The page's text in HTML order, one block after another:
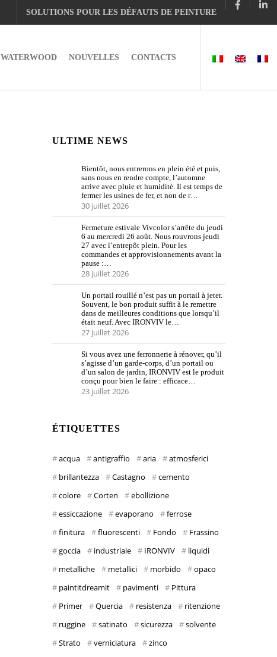
SOLUTIONS POUR LES DÉFAUTS DE PEINTURE
WATERWOOD NOUVELLES CONTACTS
ULTIME NEWS
Bientôt, nous entrerons en plein été et puis,
sans nous en rendre compte, l’automne
arrive avec pluie et humidité. Il est temps de
fermer les usines de fer, et non de r…
30 juillet 2026
Fermeture estivale Vivcolor s’arrête du jeudi
6 au mercredi 26 août. Nous rouvrons jeudi
27 avec l’entrepôt plein. Pour les
commandes et approvisionnements avant la
pause :…
28 juillet 2026
Un portail rouillé n’est pas un portail à jeter.
Souvent, le bon produit suffit à le remettre
dans de meilleures conditions que lorsqu’il
était neuf. Avec IRONVIV le…
27 juillet 2026
Si vous avez une ferronnerie à rénover, qu’il
s’agisse d’un garde-corps, d’un portail ou
d’un salon de jardin, IRONVIV est le produit
conçu pour bien le faire : efficace…
23 juillet 2026
ÉTIQUETTES
acqua antigraffio aria
atmosferici
brillantezza
Castagno
cemento
colore
Corten
ebollizione
essiccazione
evaporano
ferrose
finitura
fluorescenti Fondo
Frassino
goccia
industriale IRONVIV
liquidi
metalliche
metallici morbido
opaco
paintitdreamit
pavimenti
Pittura
Primer
Quercia resistenza
ritenzione
ruggine
satinato sicurezza
solvente
Strato
verniciatura zinco